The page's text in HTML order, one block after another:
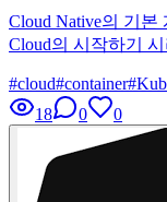
Cloud Native의 기
Cloud의 시작하기
#cloud#container#
18
0 0